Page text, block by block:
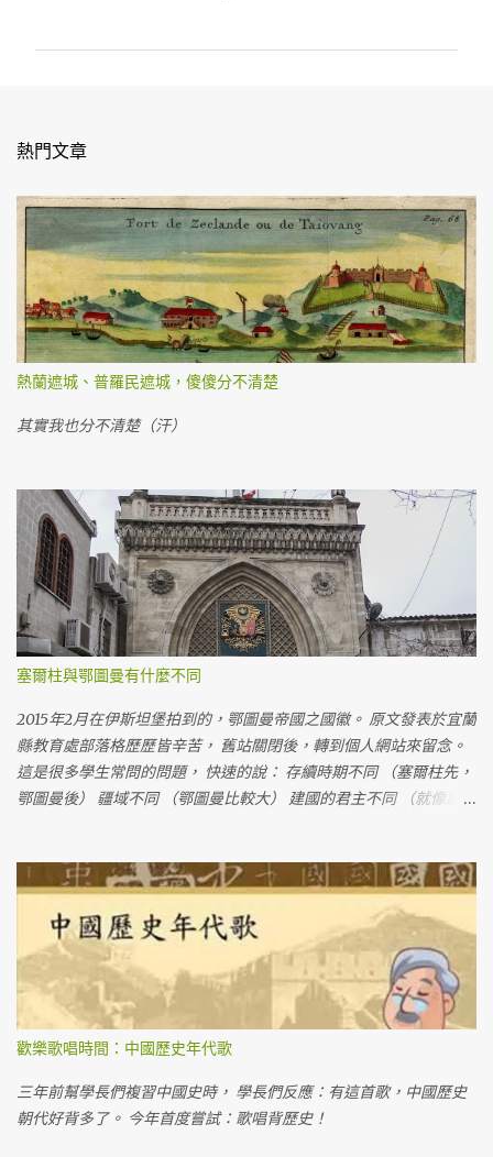
熱門文章
熱蘭遮城、普羅民遮城，傻傻分不清楚
其實我也分不清楚（汗）
塞爾柱與鄂圖曼有什麼不同
2015年2月在伊斯坦堡拍到的，鄂圖曼帝國之國徽。 原文發表於宜蘭
縣教育處部落格歷歷皆辛苦， 舊站關閉後，轉到個人網站來留念。
這是很多學生常問的問題， 快速的說： 存續時期不同 （塞爾柱先，
鄂圖曼後） 疆域不同 （鄂圖曼比較大） 建國的君主不同 （就像唐
歡樂歌唱時間：中國歷史年代歌
三年前幫學長們複習中國史時， 學長們反應：有這首歌，中國歷史
朝代好背多了。 今年首度嘗試：歌唱背歷史！